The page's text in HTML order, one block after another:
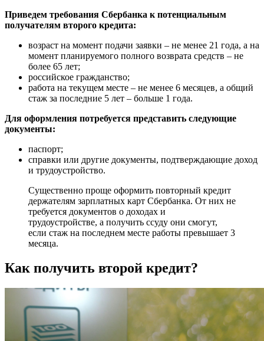
Приведем требования Сбербанка к потенциальным
получателям второго кредита:
возраст на момент подачи заявки – не менее 21 года, а на
момент планируемого полного возврата средств – не
более 65 лет;
российское гражданство;
работа на текущем месте – не менее 6 месяцев, а общий
стаж за последние 5 лет – больше 1 года.
Для оформления потребуется представить следующие
документы:
паспорт;
справки или другие документы, подтверждающие доход
и трудоустройство.
Существенно проще оформить повторный кредит
держателям зарплатных карт Сбербанка. От них не
требуется документов о доходах и
трудоустройстве, а получить ссуду они смогут,
если стаж на последнем месте работы превышает 3
месяца.
Как получить второй кредит?